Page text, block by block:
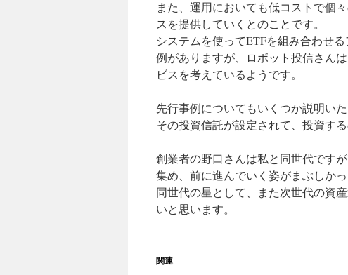
また、運用においても低コストで個
スを提供していくとのことです。
システムを使ってETFを組み合わせ
例がありますが、ロボット投信さん
ビスを考えているようです。
先行事例についてもいくつか説明い
その投資信託が設定されて、投資す
創業者の野口さんは私と同世代です
集め、前に進んでいく姿がまぶしかっ
同世代の星として、また次世代の資
いと思います。
関連